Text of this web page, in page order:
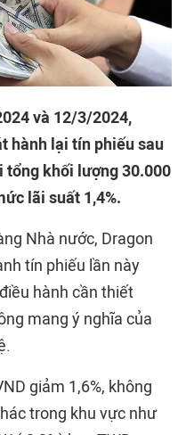
và 12/3/2024,
hành lại tín phiếu sau
tổng khối lượng 30.000
lãi suất 1,4%.
Nhà nước, Dragon
tín phiếu lần này
hành cần thiết
mang ý nghĩa của
giảm 1,6%, không
trong khu vực như